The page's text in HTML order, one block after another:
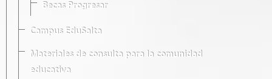
Becas Progresar
Campus EduSalta
Materiales de consulta para la comunidad
educativa